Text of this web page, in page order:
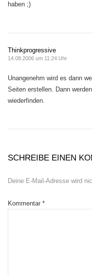
haben ;)
Thinkprogressive
14.08.2006 um 11:24 Uhr
Unangenehm wird es dann
Seiten erstellen. Dann
wiederfinden.
SCHREIBE EINEN
Deine E-Mail-Adresse wird
Kommentar *